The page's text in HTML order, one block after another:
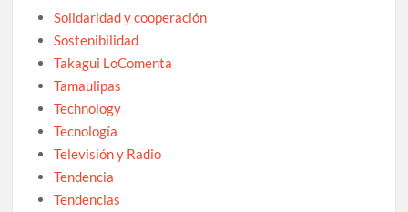
Solidaridad y cooperación
Sostenibilidad
Takagui LoComenta
Tamaulipas
Technology
Tecnología
Televisión y Radio
Tendencia
Tendencias